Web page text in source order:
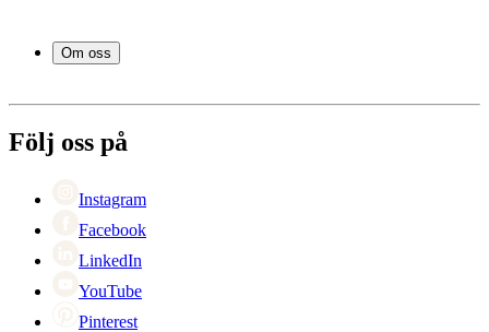
Leverans
Service
Retur
Om oss
Karriär
Black Friday
Cyber Monday
Följ oss på
Instagram
Facebook
LinkedIn
YouTube
Pinterest